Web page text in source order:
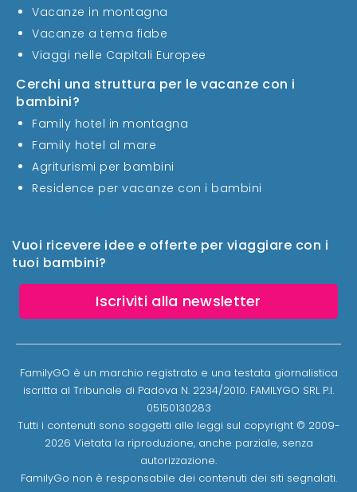
Vuoi ricevere idee e offerte per viaggiare con i
tuoi bambini?
Iscriviti alla newsletter
Vacanze in montagna
Vacanze a tema fiabe
Viaggi nelle Capitali Europee
Cerchi una struttura per le vacanze con i
bambini?
Family hotel in montagna
Family hotel al mare
Agriturismi per bambini
Residence per vacanze con i bambini
FamilyGO è un marchio registrato e una testata giornalistica
iscritta al Tribunale di Padova N. 2234/2010. FAMILYGO SRL P.I.
05150130283
Tutti i contenuti sono soggetti alle leggi sul copyright © 2009-
2026 Vietata la riproduzione, anche parziale, senza
autorizzazione.
FamilyGo non è responsabile dei contenuti dei siti segnalati.